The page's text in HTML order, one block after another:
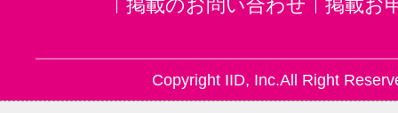
掲載のお問い合わせ
掲載お
Copyright IID, Inc.All Right